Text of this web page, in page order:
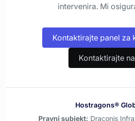
intervenira. Mi
Kontaktirajte panel za
Kontaktirajte
Hostragons®
Pravni subjekt: Draconis